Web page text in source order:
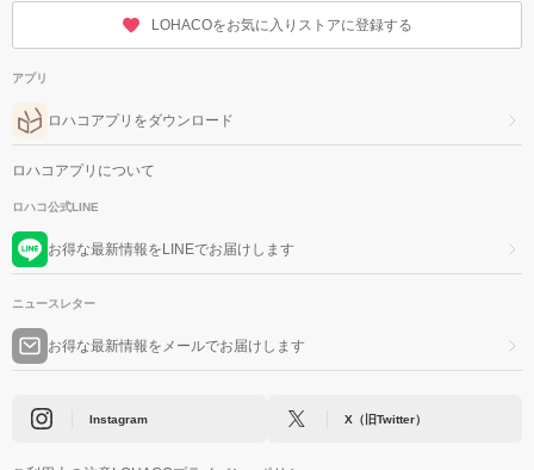
LOHACOをお気に入りストアに登録する
アプリ
ロハコアプリをダウンロード
ロハコアプリについて
ロハコ公式LINE
お得な最新情報をLINEでお届けします
ニュースレター
お得な最新情報をメールでお届けします
Instagram X（旧Twitter）